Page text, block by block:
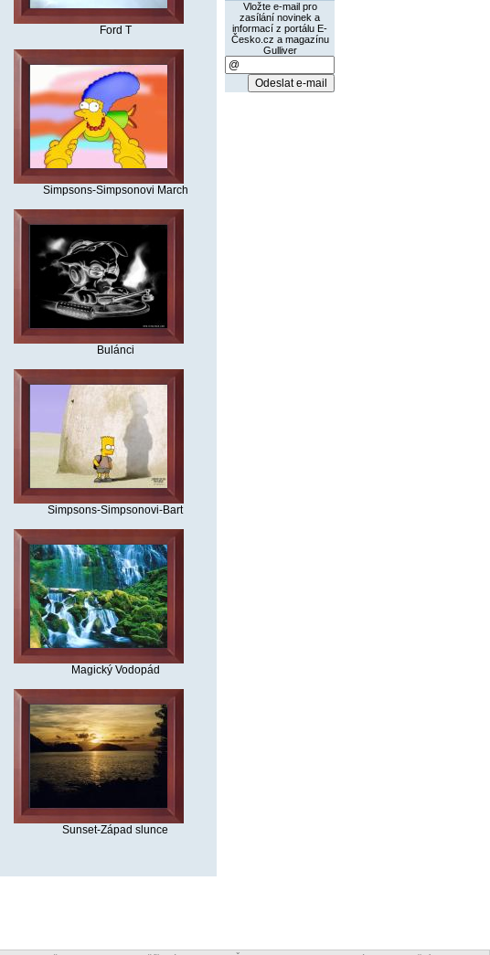
Ford T
Simpsons-Simpsonovi March
Bulánci
Simpsons-Simpsonovi-Bart
Magický Vodopád
Sunset-Západ slunce
Vložte e-mail pro
zasílání novinek a
informací z portálu E-
Česko.cz a magazínu
Gulliver